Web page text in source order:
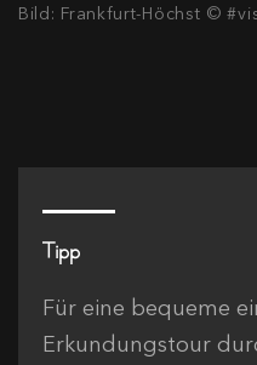
Bild: Frankfurt-Höchst ©
Tipp
Für eine bequeme
Erkundungstour